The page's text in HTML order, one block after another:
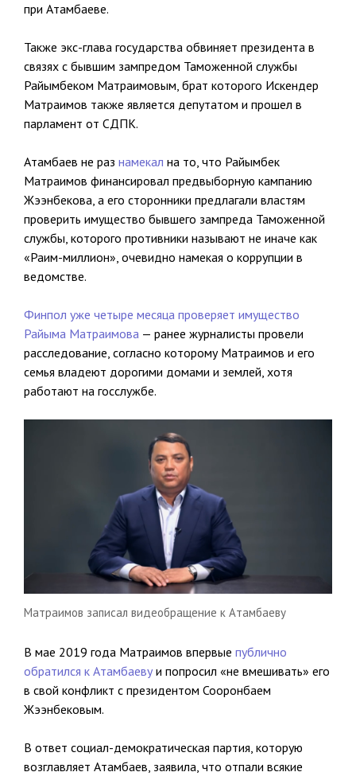
при Атамбаеве.
Также экс-глава государства обвиняет президента в
связях с бывшим зампредом Таможенной службы
Райымбеком Матраимовым, брат которого Искендер
Матраимов также является депутатом и прошел в
парламент от СДПК.
Атамбаев не раз намекал на то, что Райымбек
Матраимов финансировал предвыборную кампанию
Жээнбекова, а его сторонники предлагали властям
проверить имущество бывшего зампреда Таможенной
службы, которого противники называют не иначе как
«Раим-миллион», очевидно намекая о коррупции в
ведомстве.
Финпол уже четыре месяца проверяет имущество
Райыма Матраимова — ранее журналисты провели
расследование, согласно которому Матраимов и его
семья владеют дорогими домами и землей, хотя
работают на госслужбе.
Матраимов записал видеобращение к Атамбаеву
В мае 2019 года Матраимов впервые публично
обратился к Атамбаеву и попросил «не вмешивать» его
в свой конфликт с президентом Сооронбаем
Жээнбековым.
В ответ социал-демократическая партия, которую
возглавляет Атамбаев, заявила, что отпали всякие